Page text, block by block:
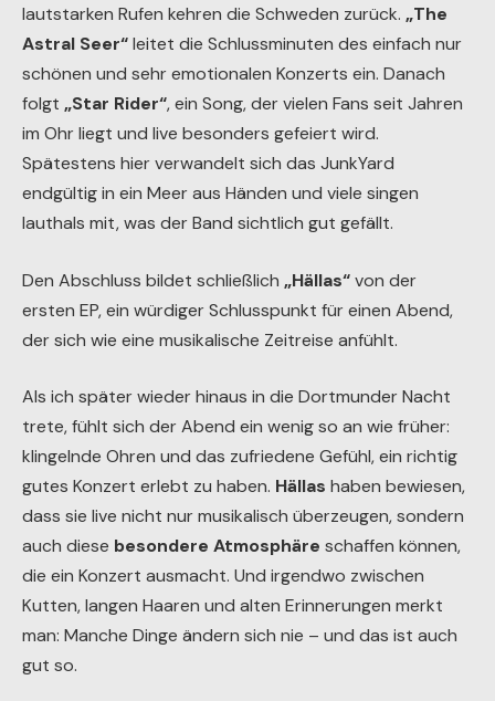
Natürlich gehen Hällas nicht ohne Zugaben. Nach
lautstarken Rufen kehren die Schweden zurück.„The
Astral Seer“leitet die Schlussminuten des einfach nur
schönen und sehr emotionalen Konzerts ein. Danach
folgt„Star Rider“, ein Song, der vielen Fans seit Jahren
im Ohr liegt und live besonders gefeiert wird.
Spätestens hier verwandelt sich das JunkYard
lauthals mit, was der Band sichtlich gut gefällt.
Den Abschluss bildet schließlich„Hällas“von der
der sich wie eine musikalische Zeitreise anfühlt.
Als ich später wieder hinaus in die Dortmunder Nacht
trete, fühlt sich der Abend ein wenig so an wie früher:
klingelnde Ohren und das zufriedene Gefühl, ein richtig
gutes Konzert erlebt zu haben.Hällas haben bewiesen,
dass sie live nicht nur musikalisch überzeugen, sondern
auch diesebesondere Atmosphäreschaffen können,
die ein Konzert ausmacht. Und irgendwo zwischen
Kutten, langen Haaren und alten Erinnerungen merkt